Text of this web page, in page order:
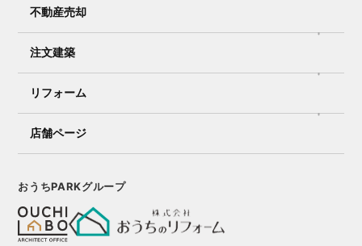
不動産売却
注文建築
リフォーム
店舗ページ
おうちPARKグループ